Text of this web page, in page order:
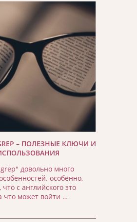
– ПОЛЕЗНЫЕ КЛЮЧИ И
довольно много
особенно,
что с английского это
что может войти …